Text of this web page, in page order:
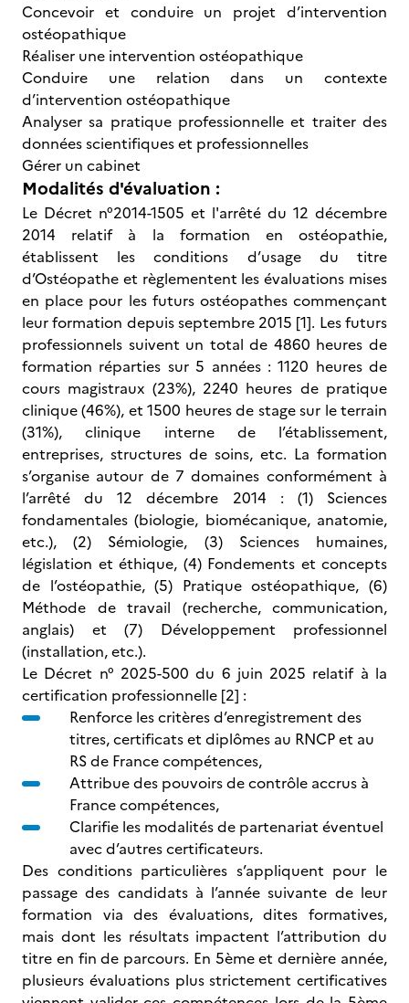
Concevoir et conduire un projet d’intervention
ostéopathique
Réaliser une intervention ostéopathique
Conduire une relation dans un contexte
d’intervention ostéopathique
Analyser sa pratique professionnelle et traiter des
données scientifiques et professionnelles
Gérer un cabinet
Modalités d'évaluation :
Le Décret n°2014-1505 et l'arrêté du 12 décembre
2014 relatif à la formation en ostéopathie,
établissent les conditions d’usage du titre
d’Ostéopathe et règlementent les évaluations mises
en place pour les futurs ostéopathes commençant
leur formation depuis septembre 2015 [1]. Les futurs
professionnels suivent un total de 4860 heures de
formation réparties sur 5 années : 1120 heures de
cours magistraux (23%), 2240 heures de pratique
clinique (46%), et 1500 heures de stage sur le terrain
(31%), clinique interne de l’établissement,
entreprises, structures de soins, etc. La formation
s’organise autour de 7 domaines conformément à
l’arrêté du 12 décembre 2014 : (1) Sciences
fondamentales (biologie, biomécanique, anatomie,
etc.), (2) Sémiologie, (3) Sciences humaines,
législation et éthique, (4) Fondements et concepts
de l’ostéopathie, (5) Pratique ostéopathique, (6)
Méthode de travail (recherche, communication,
anglais) et (7) Développement professionnel
(installation, etc.).
Le Décret n° 2025-500 du 6 juin 2025 relatif à la
certification professionnelle [2] :
Renforce les critères d’enregistrement des
titres, certificats et diplômes au RNCP et au
RS de France compétences,
Attribue des pouvoirs de contrôle accrus à
France compétences,
Clarifie les modalités de partenariat éventuel
avec d’autres certificateurs.
Des conditions particulières s’appliquent pour le
passage des candidats à l’année suivante de leur
formation via des évaluations, dites formatives,
mais dont les résultats impactent l’attribution du
titre en fin de parcours. En 5ème et dernière année,
plusieurs évaluations plus strictement certificatives